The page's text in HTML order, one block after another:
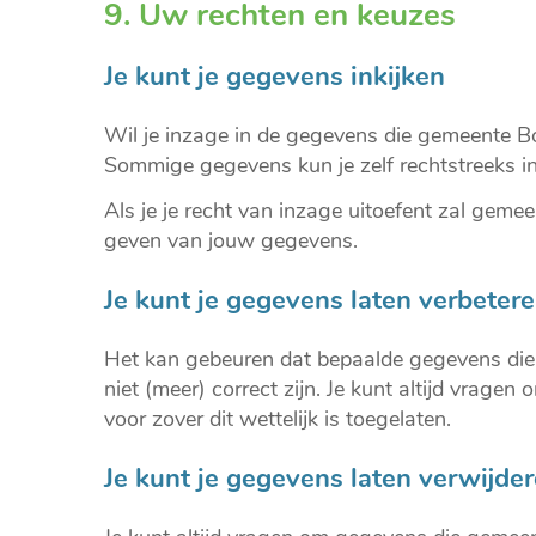
9. Uw rechten en keuzes
Je kunt je gegevens inkijken
Wil je inzage in de gegevens die gemeente
Sommige gegevens kun je zelf rechtstreeks
Als je je recht van inzage uitoefent zal
geven van jouw gegevens.
Je kunt je gegevens laten
Het kan gebeuren dat bepaalde gegevens
niet (meer) correct zijn. Je kunt altijd vragen
voor zover dit wettelijk is toegelaten.
Je kunt je gegevens laten